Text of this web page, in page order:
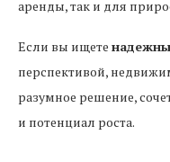
аренды, так и для
Если вы ищете
перспективой,
разумное решение,
и потенциал роста.